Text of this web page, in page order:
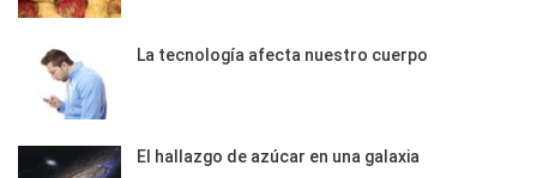
La tecnología afecta nuestro cuerpo
El hallazgo de azúcar en una galaxia